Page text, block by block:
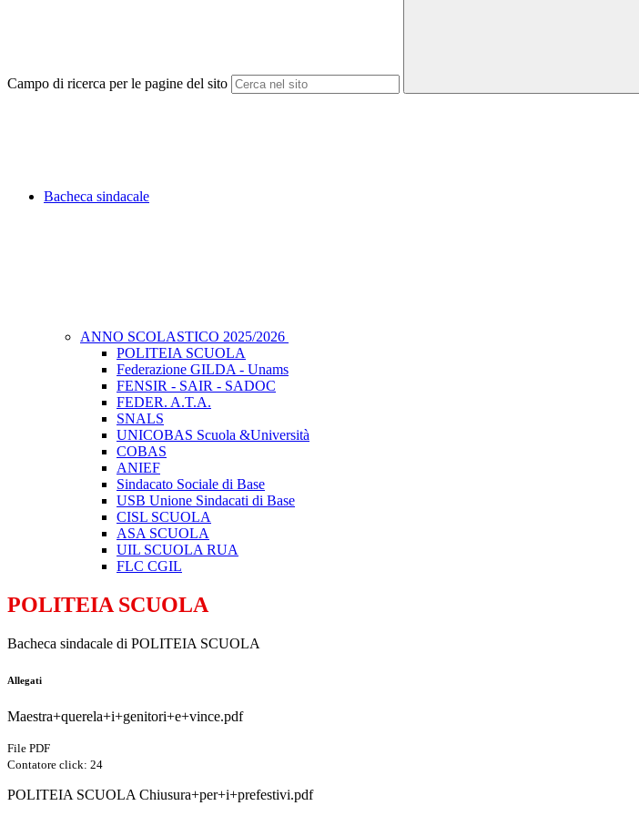
Campo di ricerca per le pagine del sito
Bacheca sindacale
ANNO SCOLASTICO 2025/2026
POLITEIA SCUOLA
Federazione GILDA - Unams
FENSIR - SAIR - SADOC
FEDER. A.T.A.
SNALS
UNICOBAS Scuola &Università
COBAS
ANIEF
Sindacato Sociale di Base
USB Unione Sindacati di Base
CISL SCUOLA
ASA SCUOLA
UIL SCUOLA RUA
FLC CGIL
POLITEIA SCUOLA
Bacheca sindacale di POLITEIA SCUOLA
Allegati
Maestra+querela+i+genitori+e+vince.pdf
File PDF
Contatore click: 24
POLITEIA SCUOLA Chiusura+per+i+prefestivi.pdf